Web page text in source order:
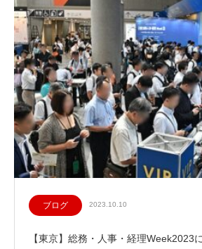
ブログ 2023.10.10
【東京】総務・人事・経理Week2023